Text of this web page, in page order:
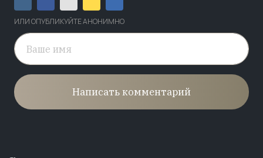
ИЛИ ОПУБЛИКУЙТЕ АНОНИМНО
Написать комментарий